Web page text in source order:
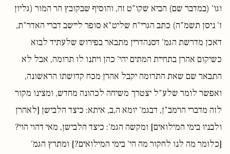
וגו' (במדבר שם) הביא שקו"ט זה, והוסיף שבקובץ הר המור (גליון
ז' ניסן תשמ"ה) כתב הגרי"ח שליט"א סופר ליישב דברי האדר"ת,
דאכן מדרשת הגמ' דסנהדרין מתבאר בפירוש שלעתיד לבוא
כשיקום אהרן בתחיית המתים יהי' כהן ויתנו לו תרומה, אבל לא
התבאר שם שאת התרומה יקבל אהרן מכח קדושתו הראשונה,
ואפשר לומר שלע"ל יצטרך משיחה לכהונה מחדש, ומצינו מקור
לזה מדברי הרמב"ן, דבגמ' יומא ה,ב, איתא: כיצד הלבישן [לאהרן
ולבניו בימי המילואים] ומקשה הגמ': כיצד הלבישן, מאי דהוי הוי?
[כלומר מה לנו לחקור מה הי' בימי המילואים?] ומתרץ הגמ'